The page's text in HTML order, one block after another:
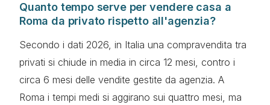
Quanto tempo serve per vendere casa a
Roma da privato rispetto all'agenzia?
Secondo i dati 2026, in Italia una compravendita tra
privati si chiude in media in circa 12 mesi, contro i
circa 6 mesi delle vendite gestite da agenzia. A
Roma i tempi medi si aggirano sui quattro mesi, ma